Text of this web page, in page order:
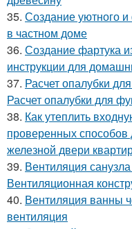
35. Создание уютного
в частном доме
36. Создание фартука
инструкции для
37. Расчет опалубки
Расчет опалубки для
38. Как утеплить
проверенных
железной двери
39. Вентиляция
Вентиляционная
40. Вентиляция ванны
вентиляция